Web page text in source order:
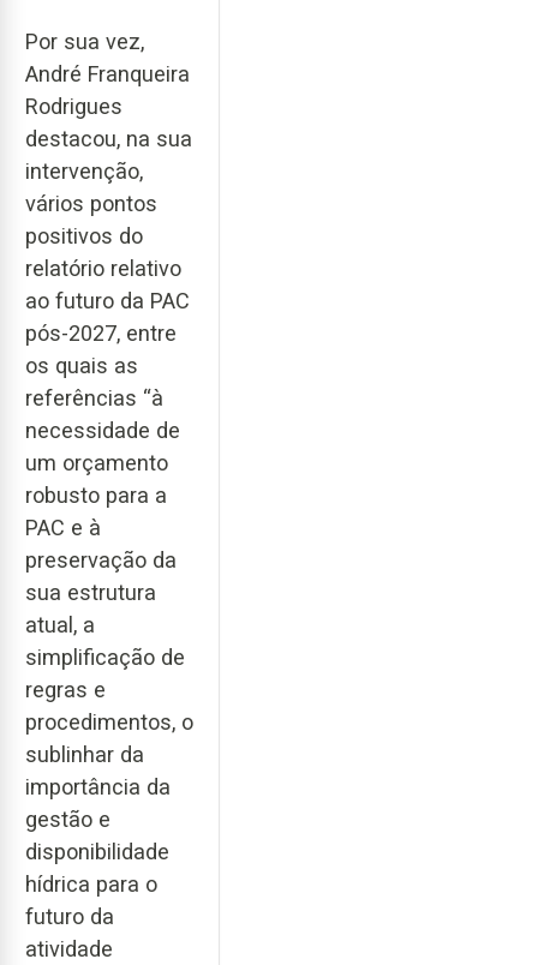
Por sua vez,
André Franqueira
Rodrigues
destacou, na sua
intervenção,
vários pontos
positivos do
relatório relativo
ao futuro da PAC
pós-2027, entre
os quais as
referências “à
necessidade de
um orçamento
robusto para a
PAC e à
preservação da
sua estrutura
atual, a
simplificação de
regras e
procedimentos, o
sublinhar da
importância da
gestão e
disponibilidade
hídrica para o
futuro da
atividade